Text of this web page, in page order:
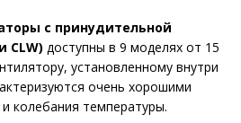
с принудительной
CLW) доступны в 9 моделях от 15
установленному внутри
очень хорошими
колебания температуры.